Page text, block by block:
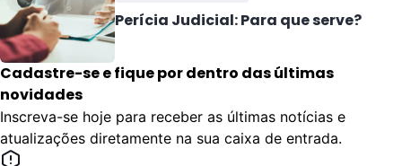
Perícia Judicial: Para que serve?
Cadastre-se e fique por dentro das últimas
novidades
Inscreva-se hoje para receber as últimas notícias e
atualizações diretamente na sua caixa de entrada.